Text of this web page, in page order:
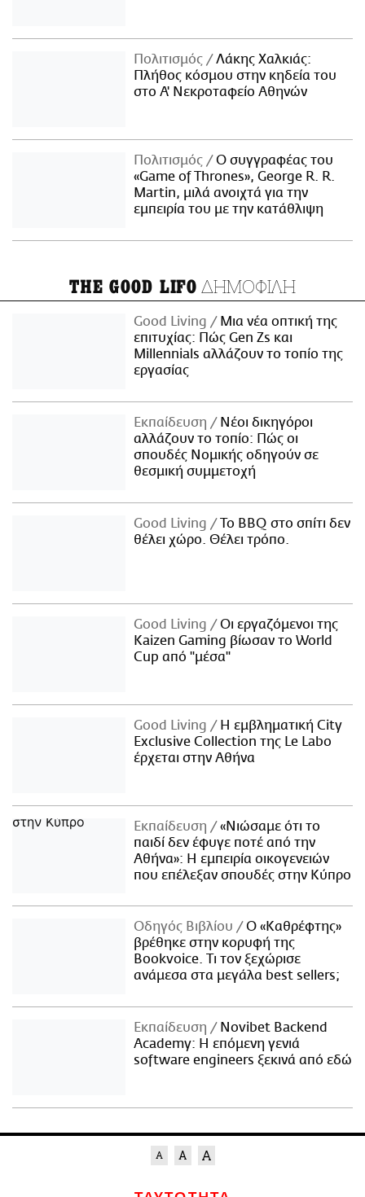
Πολιτισμός
Λάκης Χαλκιάς:
Πλήθος κόσμου στην κηδεία του
στο Α' Νεκροταφείο Αθηνών
Πολιτισμός
Ο συγγραφέας του
«Game of Thrones», George R. R.
Martin, μιλά ανοιχτά για την
εμπειρία του με την κατάθλιψη
THE GOOD LIFO ΔΗΜΟΦΙΛΗ
Good Living
Μια νέα οπτική της
επιτυχίας: Πώς Gen Zs και
Millennials αλλάζουν το τοπίο της
εργασίας
Εκπαίδευση
Νέοι δικηγόροι
αλλάζουν το τοπίο: Πώς οι
σπουδές Νομικής οδηγούν σε
θεσμική συμμετοχή
Good Living
Το BBQ στο σπίτι δεν
θέλει χώρο. Θέλει τρόπο.
Good Living
Οι εργαζόμενοι της
Kaizen Gaming βίωσαν το World
Cup από "μέσα"
Good Living
Η εμβληματική City
Exclusive Collection της Le Labo
έρχεται στην Αθήνα
Εκπαίδευση
«Νιώσαμε ότι το
παιδί δεν έφυγε ποτέ από την
Αθήνα»: Η εμπειρία οικογενειών
που επέλεξαν σπουδές στην Κύπρο
Οδηγός Βιβλίου
Ο «Καθρέφτης»
βρέθηκε στην κορυφή της
Bookvoice. Τι τον ξεχώρισε
ανάμεσα στα μεγάλα best sellers;
Εκπαίδευση
Novibet Backend
Academy: Η επόμενη γενιά
software engineers ξεκινά από εδώ